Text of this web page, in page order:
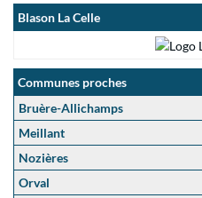
Blason La Celle
Communes proches
Bruère-Allichamps
Meillant
Nozières
Orval